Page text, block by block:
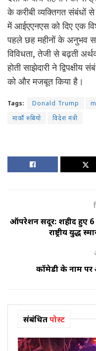
के करीबी व्यक्तिगत संबंधों
में आईएएनएस को दिए एक
पहले छह महीनों के अनुभव
विविधता, तेजी से बढ़ती
होती साझेदारी ने
को और मजबूत किया है।
Tags: Donald Trump
मार्को रुबियो
विदेश मंत्री
ऑपरेशन सिंदूर: शहीद हुए 6
राष्ट्रीय युद्ध
कॉमेडी के नाम
संबंधितपोस्ट